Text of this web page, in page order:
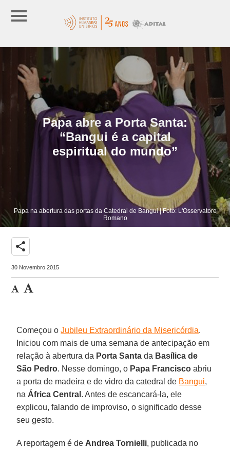
Papa abre a Porta Santa:
“Bangui é a capital
espiritual do mundo”
Papa na abertura das portas da Catedral de Bangui | Foto: L'Osservatore
Romano
share
30 Novembro 2015
Começou oJubileu Extraordinário da Misericórdia.
Iniciou com mais de uma semana de antecipação em
relação à abertura da Porta Santa da Basílica de
São Pedro. Nesse domingo, o Papa Francisco abriu
a porta de madeira e de vidro da catedral de Bangui,
na África Central . Antes de escancará-la, ele
explicou, falando de improviso, o significado desse
seu gesto.
A reportagem é de Andrea Tornielli, publicada no